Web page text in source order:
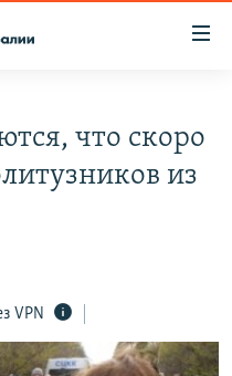
СОПРОТИВЛЕНИЯ
что скоро
из
VPN